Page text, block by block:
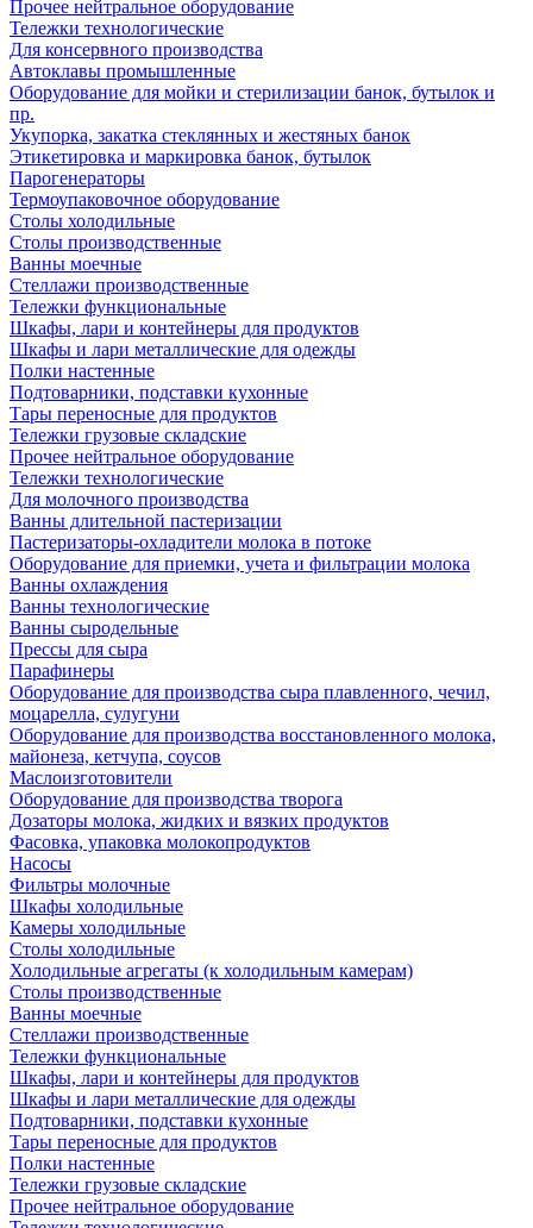
Прочее нейтральное оборудование
Тележки технологические
Для консервного производства
Автоклавы промышленные
Оборудование для мойки и стерилизации банок, бутылок и
пр.
Укупорка, закатка стеклянных и жестяных банок
Этикетировка и маркировка банок, бутылок
Парогенераторы
Термоупаковочное оборудование
Столы холодильные
Столы производственные
Ванны моечные
Стеллажи производственные
Тележки функциональные
Шкафы, лари и контейнеры для продуктов
Шкафы и лари металлические для одежды
Полки настенные
Подтоварники, подставки кухонные
Тары переносные для продуктов
Тележки грузовые складские
Прочее нейтральное оборудование
Тележки технологические
Для молочного производства
Ванны длительной пастеризации
Пастеризаторы-охладители молока в потоке
Оборудование для приемки, учета и фильтрации молока
Ванны охлаждения
Ванны технологические
Ванны сыродельные
Прессы для сыра
Парафинеры
Оборудование для производства сыра плавленного, чечил,
моцарелла, сулугуни
Оборудование для производства восстановленного молока,
майонеза, кетчупа, соусов
Маслоизготовители
Оборудование для производства творога
Дозаторы молока, жидких и вязких продуктов
Фасовка, упаковка молокопродуктов
Насосы
Фильтры молочные
Шкафы холодильные
Камеры холодильные
Столы холодильные
Холодильные агрегаты (к холодильным камерам)
Столы производственные
Ванны моечные
Стеллажи производственные
Тележки функциональные
Шкафы, лари и контейнеры для продуктов
Шкафы и лари металлические для одежды
Подтоварники, подставки кухонные
Тары переносные для продуктов
Полки настенные
Тележки грузовые складские
Прочее нейтральное оборудование